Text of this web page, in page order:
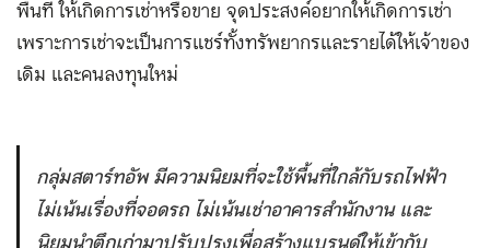
พื้นที่ ให้เกิดการเช่าหรือขาย จุดประสงค์อยากให้เกิดการเช่า
เพราะการเช่าจะเป็นการแชร์ทั้งทรัพยากรและรายได้ให้เจ้าของ
เดิม และคนลงทุนใหม่
กลุ่มสตาร์ทอัพ มีความนิยมที่จะใช้พื้นที่ใกล้กับรถไฟฟ้า
ไม่เน้นเรื่องที่จอดรถ ไม่เน้นเช่าอาคารสำนักงาน และ